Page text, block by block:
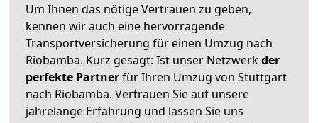
Um Ihnen das nötige Vertrauen zu geben,
kennen wir auch eine hervorragende
Transportversicherung für einen Umzug nach
Riobamba. Kurz gesagt: Ist unser Netzwerkder
perfekte Partnerfür Ihren Umzug von Stuttgart
nach Riobamba. Vertrauen Sie auf unsere
jahrelange Erfahrung und lassen Sie uns